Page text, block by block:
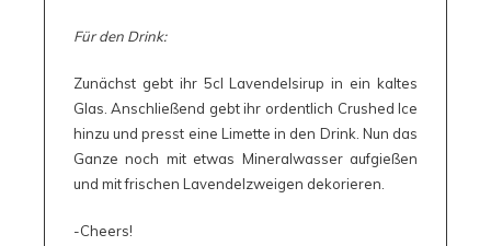
Für den Drink:
Zunächst gebt ihr 5cl Lavendelsirup in ein kaltes
Glas. Anschließend gebt ihr ordentlich Crushed Ice
hinzu und presst eine Limette in den Drink. Nun das
Ganze noch mit etwas Mineralwasser aufgießen
und mit frischen Lavendelzweigen dekorieren.
-Cheers!